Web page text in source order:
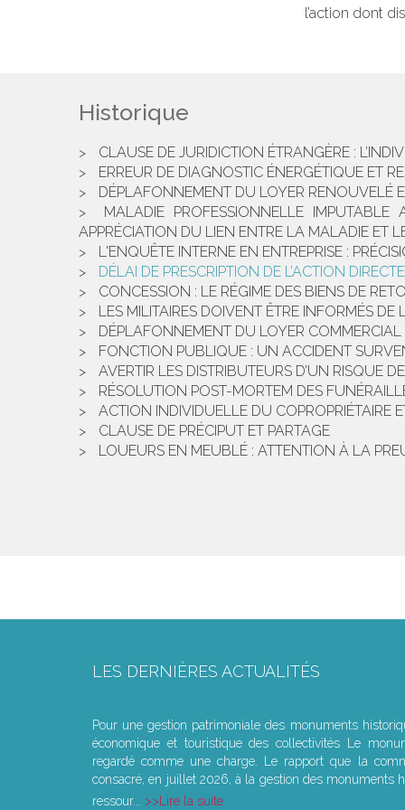
l’action dont
Historique
CLAUSE DE JURIDICTION ÉTRANGÈRE :
ERREUR DE DIAGNOSTIC ÉNERGÉTIQUE ET
DÉPLAFONNEMENT DU LOYER RENOUVELÉ
MALADIE PROFESSIONNELLE IMPUTABLE
APPRÉCIATION DU LIEN ENTRE LA MALADIE ET
L'ENQUÊTE INTERNE EN ENTREPRISE :
DÉLAI DE PRESCRIPTION DE L’ACTION
CONCESSION : LE RÉGIME DES BIENS DE
LES MILITAIRES DOIVENT ÊTRE INFORMÉS
DÉPLAFONNEMENT DU LOYER
FONCTION PUBLIQUE : UN ACCIDENT
AVERTIR LES DISTRIBUTEURS D’UN RISQUE
RÉSOLUTION POST-MORTEM DES
ACTION INDIVIDUELLE DU COPROPRIÉTAIRE
CLAUSE DE PRÉCIPUT ET PARTAGE
LOUEURS EN MEUBLÉ : ATTENTION À LA
LES DERNIÈRES ACTUALITÉS
Pour une gestion patrimoniale des monuments
économique et touristique des collectivités Le
regardé comme une charge. Le rapport que la
consacré, en juillet 2026, à la gestion des monuments
ressour...
Lire la suite